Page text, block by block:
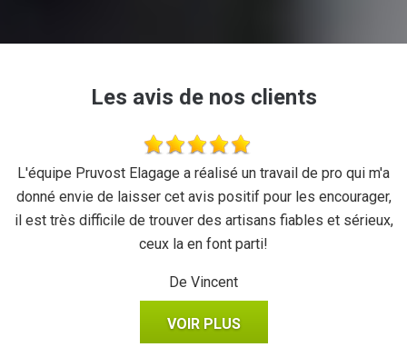
Les avis de nos clients
L'équipe Pruvost Elagage a réalisé un travail de pro qui m'a
donné envie de laisser cet avis positif pour les encourager,
il est très difficile de trouver des artisans fiables et sérieux,
ceux la en font parti!
De Vincent
VOIR PLUS